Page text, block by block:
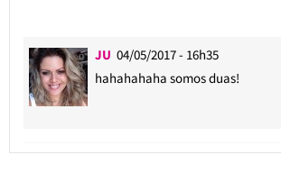
JU 04/05/2017 - 16h35
hahahahaha somos duas!